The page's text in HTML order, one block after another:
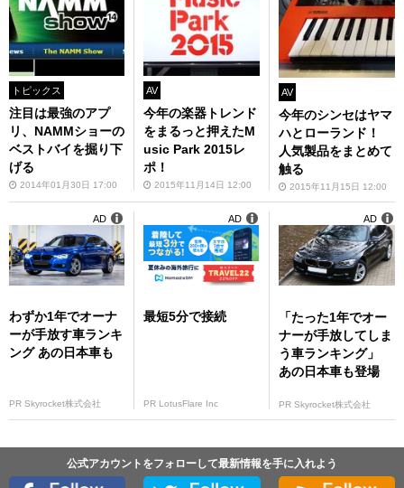
トピックス
注目は最強のアプ
リ、NAMMショーの
ベストバイを掘り下
げる
2014年01月30日 17:00
AV
今年の楽器トレンド
をまるっと押えたM
usic Park 2015レ
ポ！
2015年11月14日 12:00
AV
今年のシンセはヤマ
ハとローランド！
人気製品をまとめて
触る
2015年11月15日 12:00
わずか1年でオーナ
ーが手放す車ランキ
ング あの日本車も
PR Skyrocket株式会社
AD
最短5分で接続
PR LotusFlare Inc
AD
「たった1年でオー
ナーが手放してしま
う車ランキング」
あの日本車も登場
PR Skyrocket株式会社
AD
公式アカウントをフォローして最新情報を手に入れよう